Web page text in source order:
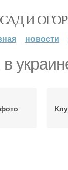
САД И
новости